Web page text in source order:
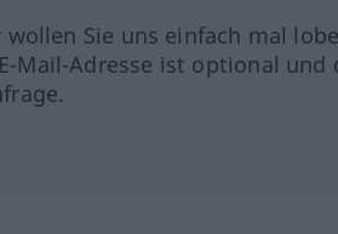
Sie uns einfach mal
Mail-Adresse ist optional und